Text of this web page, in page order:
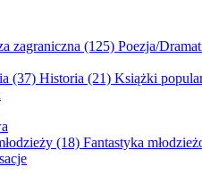
zagraniczna (125) Poezja/Dramat
(37) Historia (21) Książki
(18) Fantastyka